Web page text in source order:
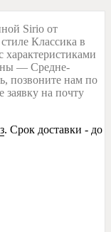
Sirio от
Классика в
— Средне-
позвоните нам по
заявку на почту
. Срок доставки - до